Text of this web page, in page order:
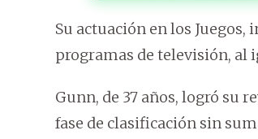
Su actuación en los Juegos,
programas de televisión, al
Gunn, de 37 años, logró su
fase de clasificación sin